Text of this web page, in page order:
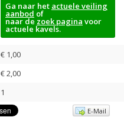
Ga naar het actuele veiling
aanbod of
naar de zoek pagina voor
actuele kavels.
€ 1,00
€2,00
1
E-Mail